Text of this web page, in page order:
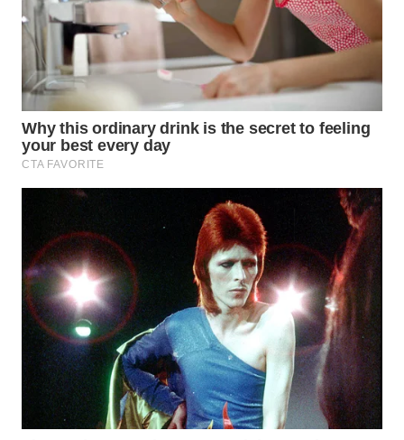
WN
GORONTALO
WN
SULUT
WN
MALUKU
WN
MALUT
WN
DAIRI
WN
DANAU
TOBA